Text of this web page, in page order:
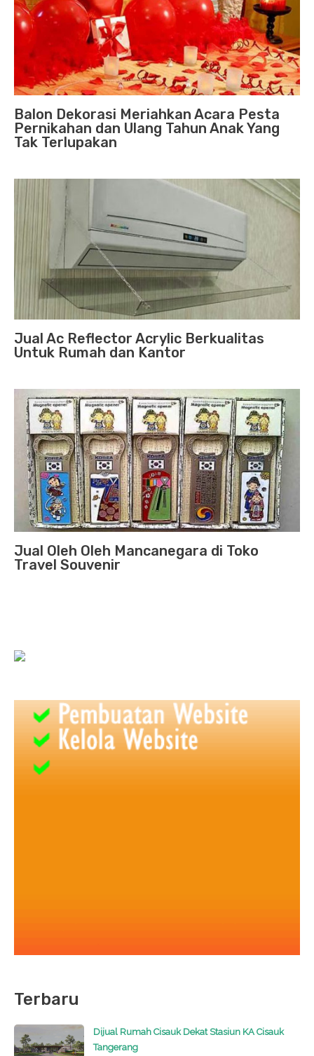
Balon Dekorasi Meriahkan Acara Pesta
Pernikahan dan Ulang Tahun Anak Yang
Tak Terlupakan
Jual Ac Reflector Acrylic Berkualitas
Untuk Rumah dan Kantor
Jual Oleh Oleh Mancanegara di Toko
Travel Souvenir
Terbaru
Dijual Rumah Cisauk Dekat Stasiun KA Cisauk
Tangerang